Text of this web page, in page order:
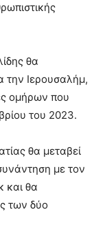
θα
την Ιερουσαλήμ,
ομήρων που
του 2023.
θα μεταβεί
με τον
και θα
των δύο